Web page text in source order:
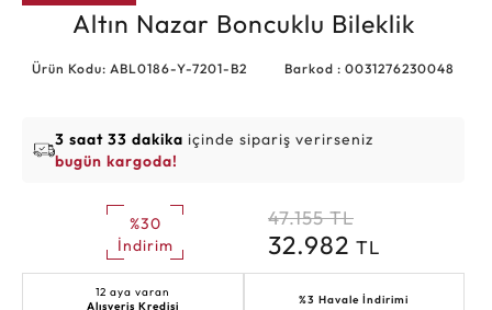
Altın Nazar Boncuklu Bileklik
Ürün Kodu: ABL0186-Y-7201-B2 Barkod : 0031276230048
3 saat 33 dakika içinde sipariş verirseniz
bugün kargoda!
%30
İndirim
47.155 TL
32.982 TL
12 aya varan
Alışveriş Kredisi
%3 Havale İndirimi